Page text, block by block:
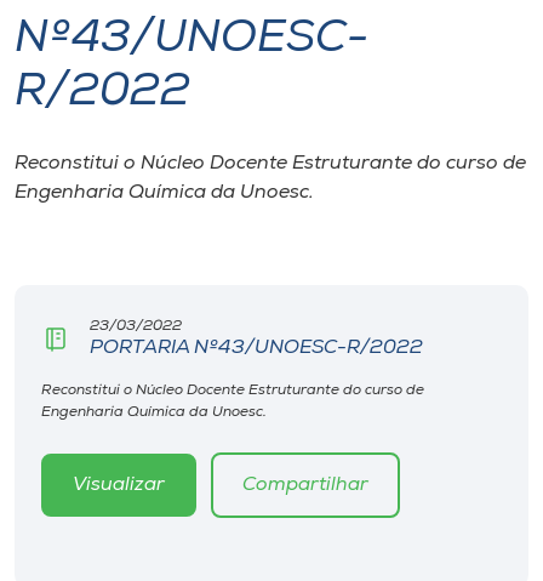
I.nova
Cultura
Biblioteca
Editora
Rádio
Nº43/UNOESC-
R/2022
Reconstitui o Núcleo Docente Estruturante do curso de
Engenharia Química da Unoesc.
23/03/2022
PORTARIA Nº43/UNOESC-R/2022
Reconstitui o Núcleo Docente Estruturante do curso de
Engenharia Química da Unoesc.
Visualizar Compartilhar